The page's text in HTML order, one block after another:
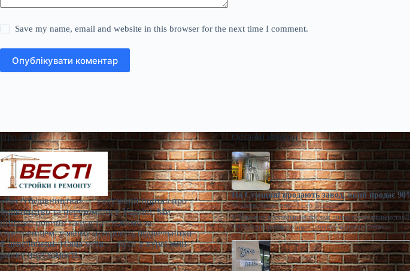
Save my name, email and website in this browser for the next time I comment.
Опублікувати коментар
Про сайт
«Весті будівництва» — галузевий портал про
будівництво та нерухомість в Україні. Ми
пишемо новини галузі та стежимо за
середовищем, у якому працюють будівельники
й девелопери. Наша мета — бути в курсі змін
ринку нерухомості.
Останні новини
На Сумщині продають завод, який продає
Діана Ярмоленко
Сер 7, 2026
У Конотопі виставили на продаж діюче
100% корпоративних прав діючого агропереробного